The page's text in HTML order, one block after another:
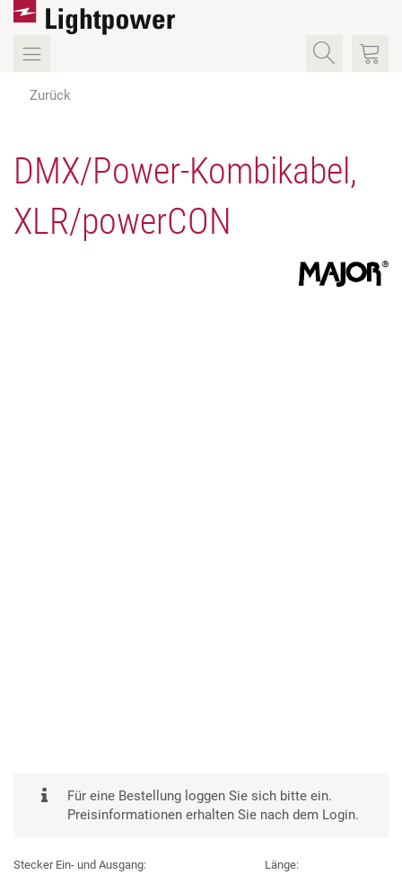
Zurück
DMX/Power-Kombikabel,
XLR/powerCON
Für eine Bestellung loggen Sie sich bitte ein.
Preisinformationen erhalten Sie nach dem Login.
Stecker Ein- und Ausgang: Länge: